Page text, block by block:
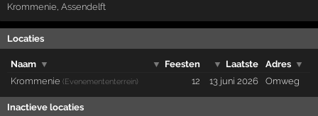
Krommenie,Assendelft
Locaties
Naam ▼ ▼ Feesten ▼ Laatste Adres ▼
Krommenie (Evenemententerrein) 12 13 juni 2026 Omweg
Inactieve locaties